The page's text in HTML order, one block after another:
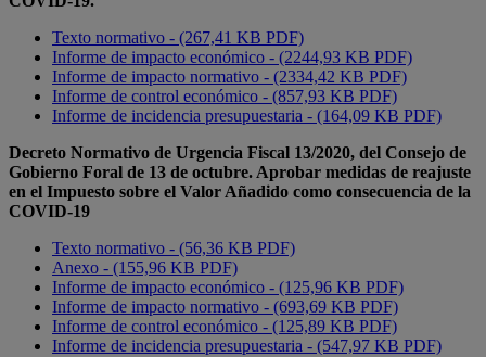
Texto normativo - (267,41 KB PDF)
Informe de impacto económico - (2244,93 KB PDF)
Informe de impacto normativo - (2334,42 KB PDF)
Informe de control económico - (857,93 KB PDF)
Informe de incidencia presupuestaria - (164,09 KB PDF)
Decreto Normativo de Urgencia Fiscal 13/2020, del Consejo de
Gobierno Foral de 13 de octubre. Aprobar medidas de reajuste
en el Impuesto sobre el Valor Añadido como consecuencia de la
COVID-19
Texto normativo - (56,36 KB PDF)
Anexo - (155,96 KB PDF)
Informe de impacto económico - (125,96 KB PDF)
Informe de impacto normativo - (693,69 KB PDF)
Informe de control económico - (125,89 KB PDF)
Informe de incidencia presupuestaria - (547,97 KB PDF)